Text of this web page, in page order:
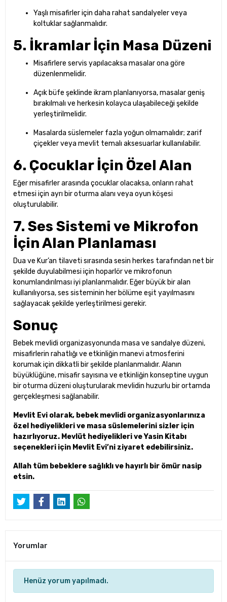
Yaşlı misafirler için daha rahat sandalyeler veya
koltuklar sağlanmalıdır.
5. İkramlar İçin Masa Düzeni
Misafirlere servis yapılacaksa masalar ona göre
düzenlenmelidir.
Açık büfe şeklinde ikram planlanıyorsa, masalar geniş
bırakılmalı ve herkesin kolayca ulaşabileceği şekilde
yerleştirilmelidir.
Masalarda süslemeler fazla yoğun olmamalıdır; zarif
çiçekler veya mevlit temalı aksesuarlar kullanılabilir.
6. Çocuklar İçin Özel Alan
Eğer misafirler arasında çocuklar olacaksa, onların rahat
etmesi için ayrı bir oturma alanı veya oyun köşesi
oluşturulabilir.
7. Ses Sistemi ve Mikrofon
İçin Alan Planlaması
Dua ve Kur’an tilaveti sırasında sesin herkes tarafından net bir
şekilde duyulabilmesi için hoparlör ve mikrofonun
konumlandırılması iyi planlanmalıdır. Eğer büyük bir alan
kullanılıyorsa, ses sisteminin her bölüme eşit yayılmasını
sağlayacak şekilde yerleştirilmesi gerekir.
Sonuç
Bebek mevlidi organizasyonunda masa ve sandalye düzeni,
misafirlerin rahatlığı ve etkinliğin manevi atmosferini
korumak için dikkatli bir şekilde planlanmalıdır. Alanın
büyüklüğüne, misafir sayısına ve etkinliğin konseptine uygun
bir oturma düzeni oluşturularak mevlidin huzurlu bir ortamda
gerçekleşmesi sağlanabilir.
Mevlit Evi olarak, bebek mevlidi organizasyonlarınıza
özel hediyelikleri ve masa süslemelerini sizler için
hazırlıyoruz. Mevlüt hediyelikleri ve Yasin Kitabı
seçenekleri için Mevlit Evi’ni ziyaret edebilirsiniz.
Allah tüm bebeklere sağlıklı ve hayırlı bir ömür nasip
etsin.
Yorumlar
Henüz yorum yapılmadı.